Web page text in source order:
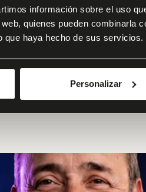
información sobre el uso
quienes pueden combinarla
que haya hecho de sus servicios.
Personalizar
Ver programa